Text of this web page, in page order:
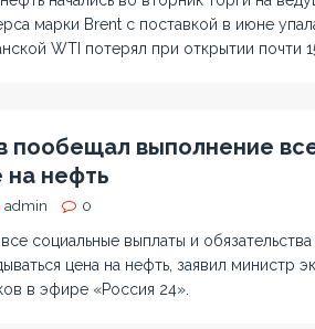
марки Brent с поставкой в июне
WTI потерял при открытии почти
пообещал выполнение
нефть
admin 0
социальные выплаты и
цена на нефть, заявил министр
в эфире «Россия 24».